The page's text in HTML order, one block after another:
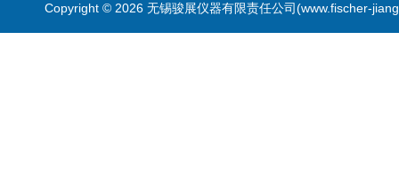
Copyright © 2026 无锡骏展仪器有限责任公司(www.fischer-